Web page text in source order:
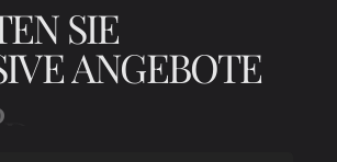
ENSIE
IVEANGEBOTE
D